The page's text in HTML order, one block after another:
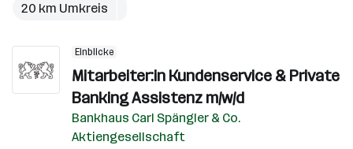
20 km Umkreis
Einblicke
Mitarbeiter:in Kundenservice & Private
Banking Assistenz m/w/d
Bankhaus Carl Spängler & Co.
Aktiengesellschaft